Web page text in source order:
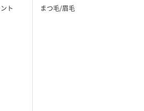
ト
まつ毛/眉毛